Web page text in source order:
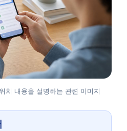
치 내용을 설명하는 관련 이미지